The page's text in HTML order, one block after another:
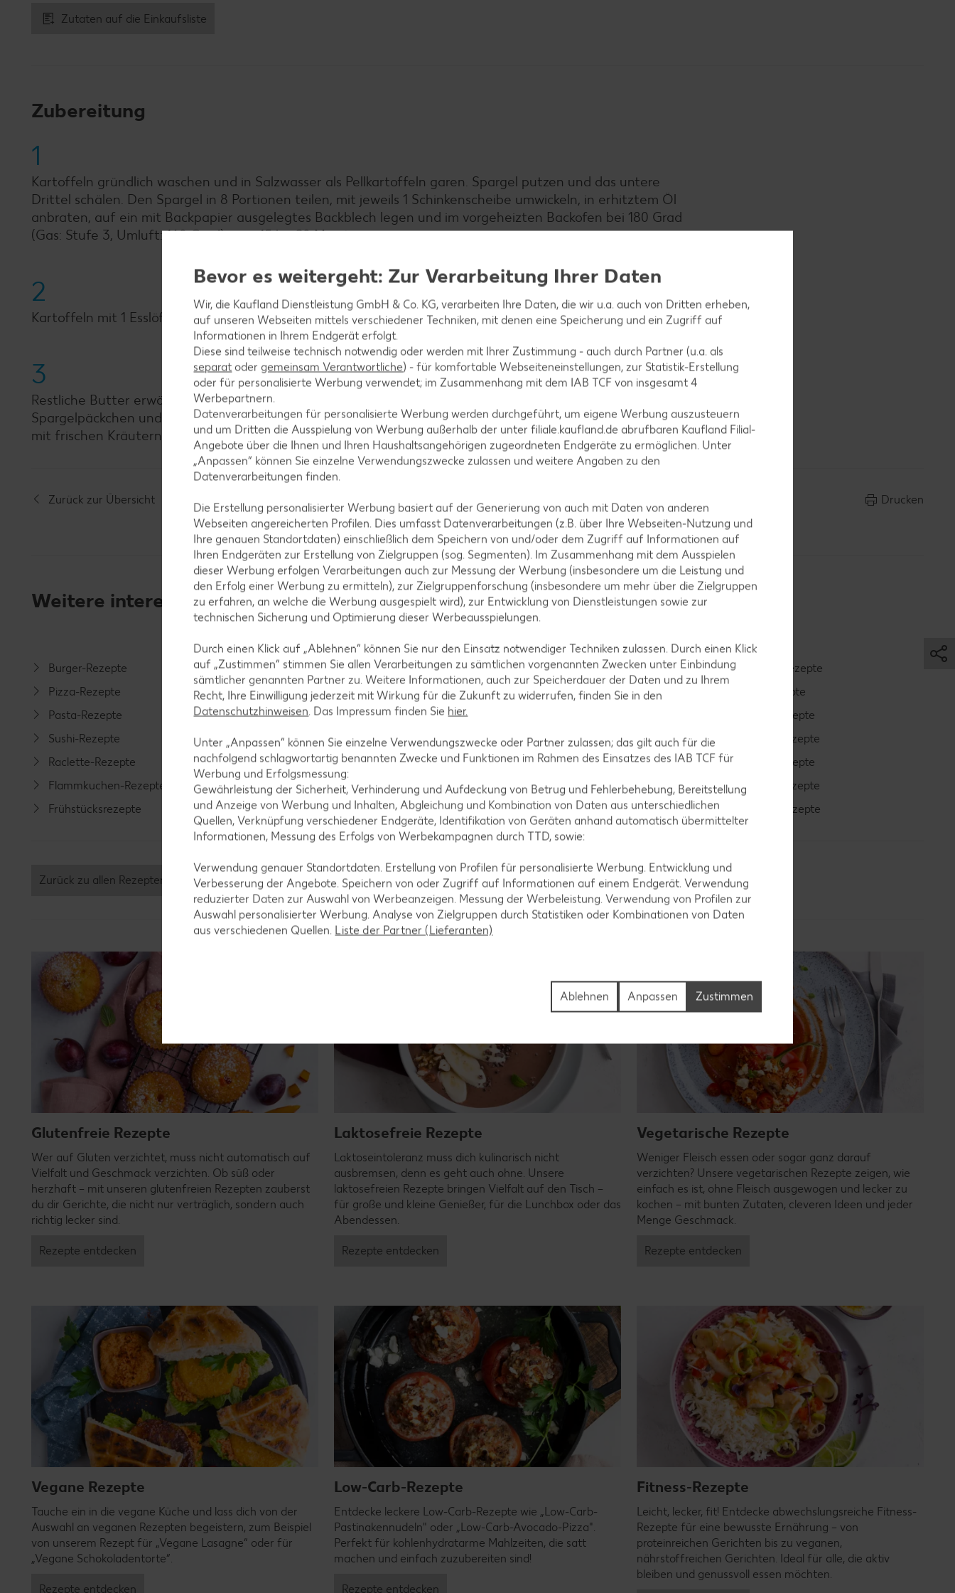
Zutaten auf die Einkaufsliste
Zubereitung
1
Kartoffeln gründlich waschen und in Salzwasser als Pellkartoffeln garen. Spargel putzen und das untere
Drittel schälen. Den Spargel in 8 Portionen teilen, mit jeweils 1 Schinkenscheibe umwickeln, in erhitztem Öl
anbraten, auf ein mit Backpapier ausgelegtes Backblech legen und im vorgeheizten Backofen bei 180 Grad
(Gas: Stufe 3, Umluft: 160 Grad) circa 15 bis 20 Minuten garen.
2
Kartoffeln mit 1 Esslöffel Butter in das verbliebene Bratfett geben und goldbraun rösten.
3
Restliche Butter erwärmen und mit Zitronensaft und -zesten, Zitronenthymian, Salz und Pfeffer würzen.
Spargelpäckchen und Kartoffeln auf Teller anrichten, mit der Zitronenbutter beträufeln und nach Wunsch
mit frischen Kräutern garniert servieren.
Zurück zur Übersicht Drucken
Weitere interessante Rezeptkategorien
Burger-Rezepte
Pizza-Rezepte
Pasta-Rezepte
Sushi-Rezepte
Raclette-Rezepte
Flammkuchen-Rezepte
Frühstücksrezepte
Salat-Rezepte
Spargel-Rezepte
Fleisch-Rezepte
Fisch-Rezepte
Geflügel-Rezepte
Lamm-Rezepte
Grill-Rezepte
Muffin-Rezepte
Apfelkuchen-Rezepte
Torten-Rezepte
Eis-Rezepte
Pfannkuchen-Rezepte
Plätzchen-Rezepte
Smoothie-Rezepte
Bowle-Rezepte
Cocktail-Rezepte
Avocado-Rezepte
Erdbeer-Rezepte
Blaubeer-Rezepte
Bananen-Rezepte
Zurück zu allen Rezepten
Glutenfreie Rezepte
Wer auf Gluten verzichtet, muss nicht automatisch auf
Vielfalt und Geschmack verzichten. Ob süß oder
herzhaft – mit unseren glutenfreien Rezepten zauberst
du dir Gerichte, die nicht nur verträglich, sondern auch
richtig lecker sind.
Rezepte entdecken
Laktosefreie Rezepte
Laktoseintoleranz muss dich kulinarisch nicht
ausbremsen, denn es geht auch ohne. Unsere
laktosefreien Rezepte bringen Vielfalt auf den Tisch –
für große und kleine Genießer, für die Lunchbox oder das
Abendessen.
Rezepte entdecken
Vegetarische Rezepte
Weniger Fleisch essen oder sogar ganz darauf
verzichten? Unsere vegetarischen Rezepte zeigen, wie
einfach es ist, ohne Fleisch ausgewogen und lecker zu
kochen – mit bunten Zutaten, cleveren Ideen und jeder
Menge Geschmack.
Rezepte entdecken
Vegane Rezepte
Tauche ein in die vegane Küche und lass dich von der
Auswahl an veganen Rezepten begeistern, zum Beispiel
von unserem Rezept für „Vegane Lasagne“ oder für
„Vegane Schokoladentorte“.
Rezepte entdecken
Low-Carb-Rezepte
Entdecke leckere Low-Carb-Rezepte wie „Low-Carb-
Pastinakennudeln" oder „Low-Carb-Avocado-Pizza".
Perfekt für kohlenhydratarme Mahlzeiten, die satt
machen und einfach zuzubereiten sind!
Rezepte entdecken
Fitness-Rezepte
Leicht, lecker, fit! Entdecke abwechslungsreiche Fitness-
Rezepte für eine bewusste Ernährung – von
proteinreichen Gerichten bis zu veganen,
nährstoffreichen Gerichten. Ideal für alle, die aktiv
bleiben und genussvoll essen möchten.
Bevor es weitergeht: Zur Verarbeitung Ihrer Daten
Wir, die Kaufland Dienstleistung GmbH & Co. KG, verarbeiten Ihre Daten, die wir u.a. auch von Dritten erheben,
auf unseren Webseiten mittels verschiedener Techniken, mit denen eine Speicherung und ein Zugriff auf
Informationen in Ihrem Endgerät erfolgt.
Diese sind teilweise technisch notwendig oder werden mit Ihrer Zustimmung - auch durch Partner (u.a. als
separat oder gemeinsam Verantwortliche) - für komfortable Webseiteneinstellungen, zur Statistik-Erstellung
oder für personalisierte Werbung verwendet; im Zusammenhang mit dem IAB TCF von insgesamt4
Werbepartnern.
Datenverarbeitungen für personalisierte Werbung werden durchgeführt, um eigene Werbung auszusteuern
und um Dritten die Ausspielung von Werbung außerhalb der unter filiale.kaufland.de abrufbaren Kaufland Filial-
Angebote über die Ihnen und Ihren Haushaltsangehörigen zugeordneten Endgeräte zu ermöglichen. Unter
„Anpassen“ können Sie einzelne Verwendungszwecke zulassen und weitere Angaben zu den
Datenverarbeitungen finden.
Die Erstellung personalisierter Werbung basiert auf der Generierung von auch mit Daten von anderen
Webseiten angereicherten Profilen. Dies umfasst Datenverarbeitungen (z.B. über Ihre Webseiten-Nutzung und
Ihre genauen Standortdaten) einschließlich dem Speichern von und/oder dem Zugriff auf Informationen auf
Ihren Endgeräten zur Erstellung von Zielgruppen (sog. Segmenten). Im Zusammenhang mit dem Ausspielen
dieser Werbung erfolgen Verarbeitungen auch zur Messung der Werbung (insbesondere um die Leistung und
den Erfolg einer Werbung zu ermitteln), zur Zielgruppenforschung (insbesondere um mehr über die Zielgruppen
zu erfahren, an welche die Werbung ausgespielt wird), zur Entwicklung von Dienstleistungen sowie zur
technischen Sicherung und Optimierung dieser Werbeausspielungen.
Durch einen Klick auf „Ablehnen“ können Sie nur den Einsatz notwendiger Techniken zulassen. Durch einen Klick
auf „Zustimmen“ stimmen Sie allen Verarbeitungen zu sämtlichen vorgenannten Zwecken unter Einbindung
sämtlicher genannten Partner zu. Weitere Informationen, auch zur Speicherdauer der Daten und zu Ihrem
Recht, Ihre Einwilligung jederzeit mit Wirkung für die Zukunft zu widerrufen, finden Sie in den
Datenschutzhinweisen. Das Impressum finden Sie hier.
Unter „Anpassen“ können Sie einzelne Verwendungszwecke oder Partner zulassen; das gilt auch für die
nachfolgend schlagwortartig benannten Zwecke und Funktionen im Rahmen des Einsatzes des IAB TCF für
Werbung und Erfolgsmessung:
Gewährleistung der Sicherheit, Verhinderung und Aufdeckung von Betrug und Fehlerbehebung, Bereitstellung
und Anzeige von Werbung und Inhalten, Abgleichung und Kombination von Daten aus unterschiedlichen
Quellen, Verknüpfung verschiedener Endgeräte, Identifikation von Geräten anhand automatisch übermittelter
Informationen, Messung des Erfolgs von Werbekampagnen durch TTD, sowie:
Verwendung genauer Standortdaten. Erstellung von Profilen für personalisierte Werbung. Entwicklung und
Verbesserung der Angebote. Speichern von oder Zugriff auf Informationen auf einem Endgerät. Verwendung
reduzierter Daten zur Auswahl von Werbeanzeigen. Messung der Werbeleistung. Verwendung von Profilen zur
Auswahl personalisierter Werbung. Analyse von Zielgruppen durch Statistiken oder Kombinationen von Daten
aus verschiedenen Quellen. Liste der Partner (Lieferanten)
Zustimmen
Anpassen
Ablehnen